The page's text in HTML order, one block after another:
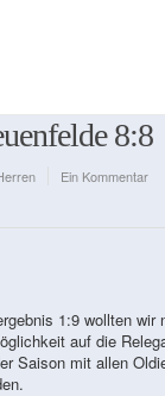
8:8
Ein Kommentar
1:9 wollten
auf die
Saison mit allen